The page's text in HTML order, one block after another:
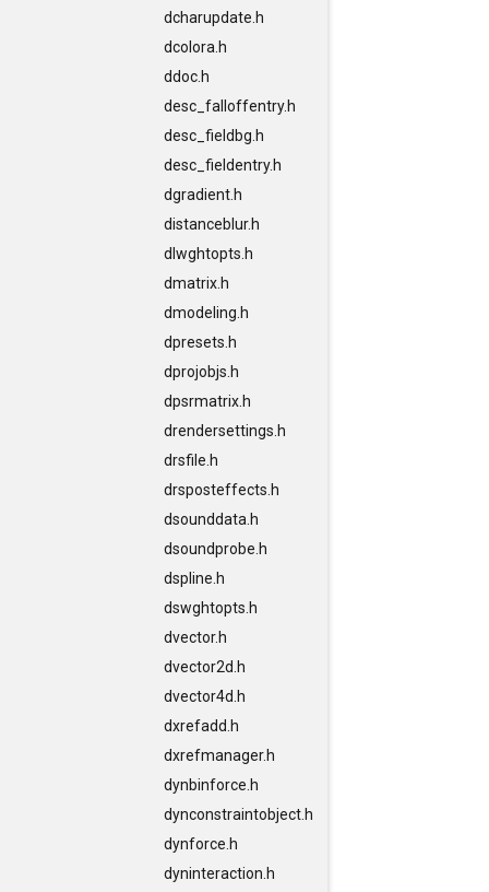
dcharupdate.h
dcolora.h
ddoc.h
desc_falloffentry.h
desc_fieldbg.h
desc_fieldentry.h
dgradient.h
distanceblur.h
dlwghtopts.h
dmatrix.h
dmodeling.h
dpresets.h
dprojobjs.h
dpsrmatrix.h
drendersettings.h
drsfile.h
drsposteffects.h
dsounddata.h
dsoundprobe.h
dspline.h
dswghtopts.h
dvector.h
dvector2d.h
dvector4d.h
dxrefadd.h
dxrefmanager.h
dynbinforce.h
dynconstraintobject.h
dynforce.h
dyninteraction.h